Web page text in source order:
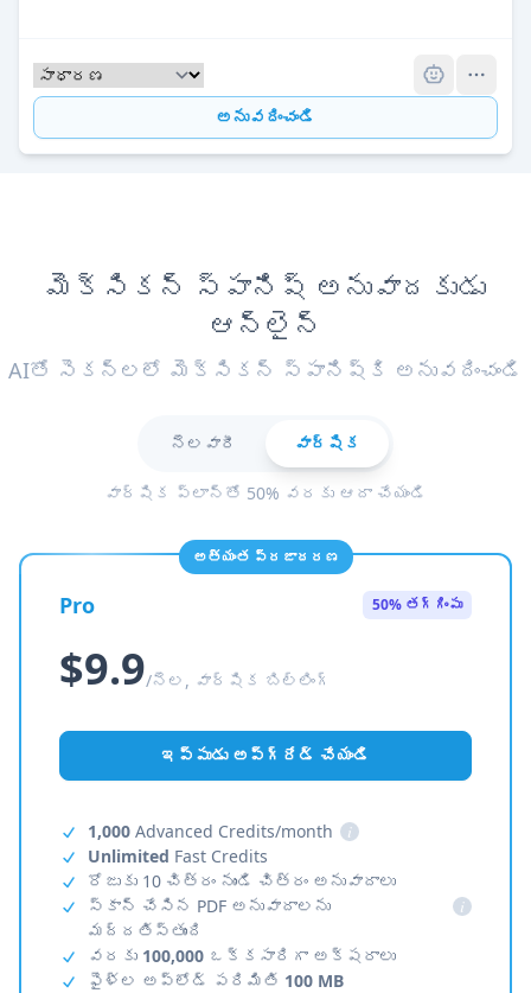
అనువదించండి
మెక్సికన్ స్పానిష్ అనువాదకుడు
ఆన్‌లైన్
AIతో సెకన్లలో మెక్సికన్ స్పానిష్కి అనువదించండి
నెలవారీ వార్షిక
వార్షిక ప్లాన్‌తో 50% వరకు ఆదా చేయండి
అత్యంత ప్రజాదరణ
Pro 50% తగ్గింపు
$9.9/నెల, వార్షిక బిల్లింగ్
ఇప్పుడు అప్‌గ్రేడ్ చేయండి
1,000 Advanced Credits/month
i
Unlimited Fast Credits
రోజుకు 10 చిత్రం నుండి చిత్రం అనువాదాలు
స్కాన్ చేసిన PDF అనువాదాలను
మద్దతిస్తుంది
i
వరకు 100,000 ఒక్కసారిగా అక్షరాలు
ఫైళ్ల అప్‌లోడ్ పరిమితి 100 MB